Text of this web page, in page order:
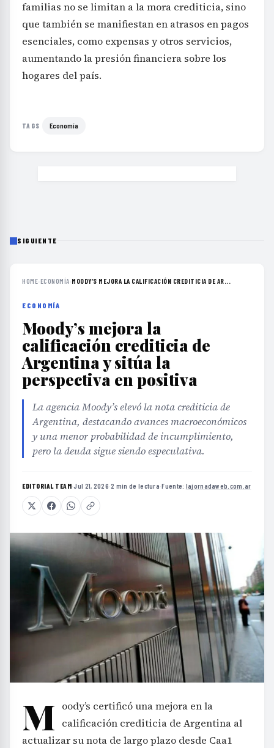
familias no se limitan a la mora crediticia, sino
que también se manifiestan en atrasos en pagos
esenciales, como expensas y otros servicios,
aumentando la presión financiera sobre los
hogares del país.
TAGS Economía
SIGUIENTE
HOME›ECONOMÍA›MOODY’S MEJORA LA CALIFICACIÓN CREDITICIA DE AR...
ECONOMÍA
Moody’s mejora la
calificación crediticia de
Argentina y sitúa la
perspectiva en positiva
La agencia Moody’s elevó la nota crediticia de
Argentina, destacando avances macroeconómicos
y una menor probabilidad de incumplimiento,
pero la deuda sigue siendo especulativa.
EDITORIAL TEAM·Jul 21, 2026·2 min de lectura·Fuente: lajornadaweb.com.ar
M oody’s certificó una mejora en la
calificación crediticia de Argentina al
actualizar su nota de largo plazo desde Caa1